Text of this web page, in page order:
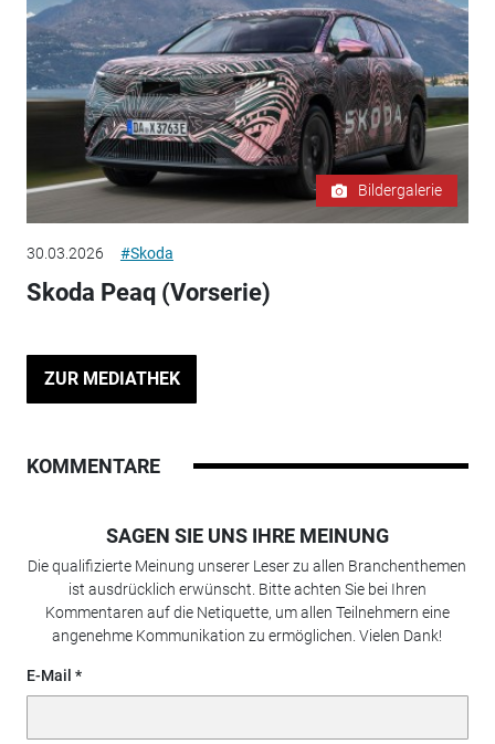
Bildergalerie
30.03.2026 #Skoda
Skoda Peaq (Vorserie)
ZUR MEDIATHEK
KOMMENTARE
SAGEN SIE UNS IHRE MEINUNG
Die qualifizierte Meinung unserer Leser zu allen Branchenthemen
ist ausdrücklich erwünscht. Bitte achten Sie bei Ihren
Kommentaren auf die Netiquette, um allen Teilnehmern eine
angenehme Kommunikation zu ermöglichen. Vielen Dank!
E-Mail